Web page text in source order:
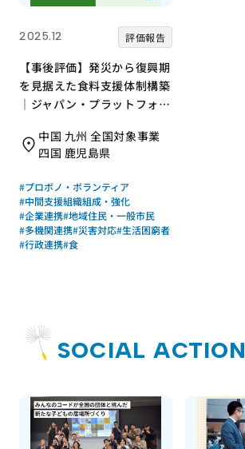
2025.12 評価報告
【事後評価】発災から復興期
を見据えた食料支援体制構築
｜ジャパン・プラットフォー
中国 九州 全国対象事業
四国 鹿児島県
#プロボノ・ボランティア
#中間支援組織組成・強化
#企業連携#地域住民・一般市民
#多機関連携#災害対応#生活困窮者
#行政連携#食
SOCIAL ACTION